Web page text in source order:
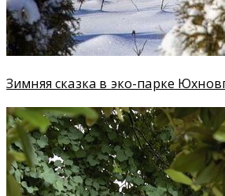
Зимняя сказка в эко-парке